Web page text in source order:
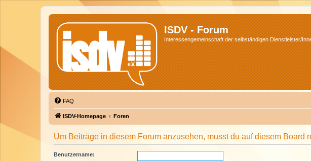
ISDV - Forum
Interessengemeinschaft der selbständigen Dienstleister/
FAQ
ISDV-Homepage Foren
Um Beiträge in diesem Forum anzusehen, musst du auf diesem Board
Benutzername: